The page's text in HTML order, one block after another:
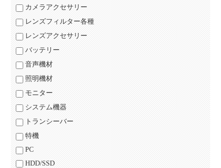
カメラアクセサリー
レンズフィルター各種
レンズアクセサリー
バッテリー
音声機材
照明機材
モニター
システム機器
トランシーバー
特機
PC
HDD/SSD